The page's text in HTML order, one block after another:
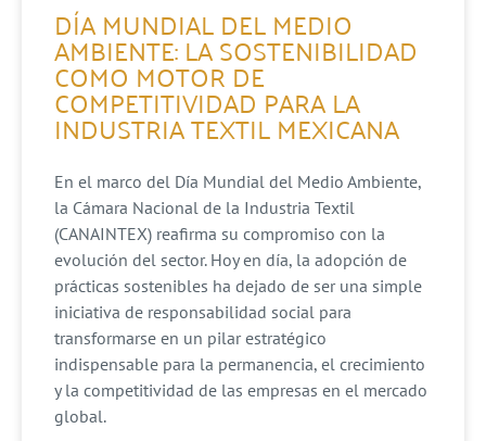
DÍA MUNDIAL DEL MEDIO
AMBIENTE: LA SOSTENIBILIDAD
COMO MOTOR DE
COMPETITIVIDAD PARA LA
INDUSTRIA TEXTIL MEXICANA
En el marco del Día Mundial del Medio Ambiente,
la Cámara Nacional de la Industria Textil
(CANAINTEX) reafirma su compromiso con la
evolución del sector. Hoy en día, la adopción de
prácticas sostenibles ha dejado de ser una simple
iniciativa de responsabilidad social para
transformarse en un pilar estratégico
indispensable para la permanencia, el crecimiento
y la competitividad de las empresas en el mercado
global.